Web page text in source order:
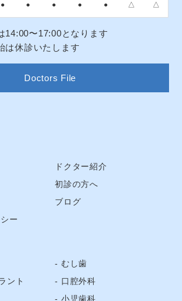
● ● ● ● ● △ △
〜17:00となります
は休診いたします
Doctors File
ドクター紹介
初診の方へ
ブログ
ー
むし歯
ント
口腔外科
小児歯科